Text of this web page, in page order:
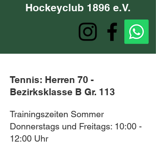
Hockeyclub 1896 e.V.
Tennis: Herren 70 -
Bezirksklasse B Gr. 113
Trainingszeiten Sommer
Donnerstags und Freitags: 10:00 -
12:00 Uhr